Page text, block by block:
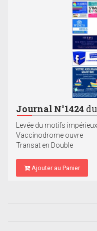
Journal N°1424
Levée du motifs impérieux
Vaccinodrome ouvre
Transat en Double
Ajouter au Panier